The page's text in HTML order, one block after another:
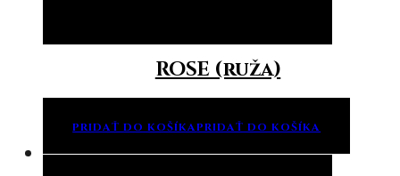
ROSE (ruža)
PRIDAŤ DO KOŠÍKAPRIDAŤ DO KOŠÍKA